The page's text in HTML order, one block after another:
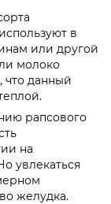
в
или другой
молоко
что данный
рапсового
на
увлекаться
желудка.